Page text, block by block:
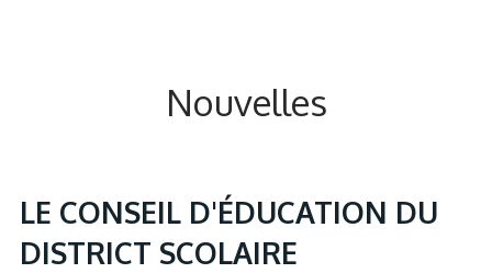
Nouvelles
LE CONSEIL D'ÉDUCATION DU
DISTRICT SCOLAIRE